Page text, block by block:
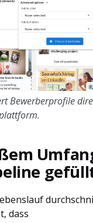
Bewerberprofile
dass